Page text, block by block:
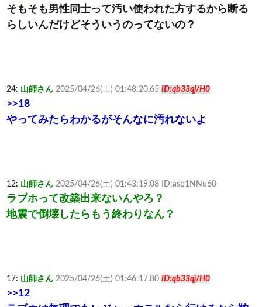
そもそも男性同士って汚い使われた方するから断る
らしいんだけどそういうのってないの？
24: 山師さん 2025/04/26(土) 01:48:20.65 ID:qb33qj/H0
>>18
やってみたらわかるがそんなに汚れないよ
12: 山師さん 2025/04/26(土) 01:43:19.08 ID:asb1NNu60
ラブホって改築出来ないんやろ？
地震で倒壊したらもう終わりなん？
17: 山師さん 2025/04/26(土) 01:46:17.80 ID:qb33qj/H0
>>12